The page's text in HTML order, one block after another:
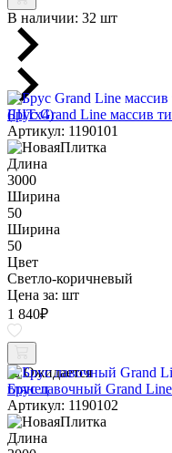
В наличии: 32 шт
Брус Grand Line массив
Артикул: 1190101
Длина
3000
Ширина
50
Ширина
50
Цвет
Светло-коричневый
Цена за: шт
1 840₽
Ожидается
Брус лавочный Grand
Артикул: 1190102
Длина